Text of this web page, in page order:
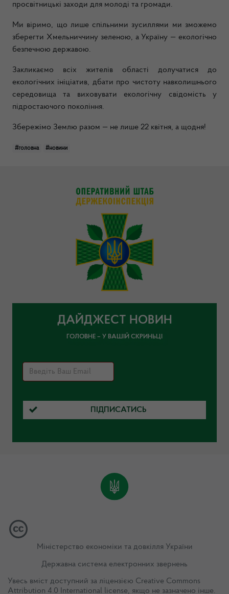
просвітницькі заходи для молоді та громади.
Ми віримо, що лише спільними зусиллями ми зможемо
зберегти Хмельниччину зеленою, а Україну — екологічно
безпечною державою.
Закликаємо всіх жителів області долучатися до
екологічних ініціатив, дбати про чистоту навколишнього
середовища та виховувати екологічну свідомість у
підростаючого покоління.
Збережімо Землю разом — не лише 22 квітня, а щодня!
#головна #новини
ДАЙДЖЕСТ НОВИН
ГОЛОВНЕ – У ВАШІЙ СКРИНЬЦІ
ПІДПИСАТИСЬ
Міністерство економіки та довкілля України
Державна система електронних звернень
Увесь вміст доступний за ліцензією Creative Commons
Attribution 4.0 International license, якщо не зазначено інше.